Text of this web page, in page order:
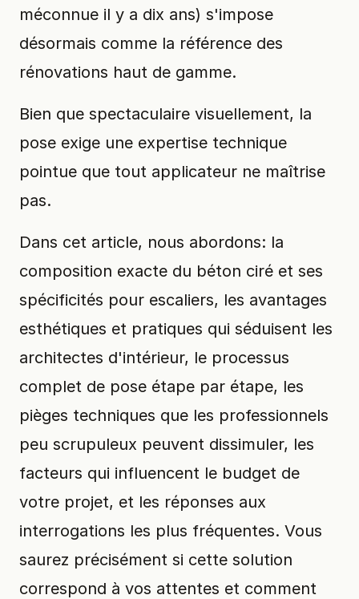
méconnue il y a dix ans) s'impose
désormais comme la référence des
rénovations haut de gamme.
Bien que spectaculaire visuellement, la
pose exige une expertise technique
pointue que tout applicateur ne maîtrise
pas.
Dans cet article, nous abordons: la
composition exacte du béton ciré et ses
spécificités pour escaliers, les avantages
esthétiques et pratiques qui séduisent les
architectes d'intérieur, le processus
complet de pose étape par étape, les
pièges techniques que les professionnels
peu scrupuleux peuvent dissimuler, les
facteurs qui influencent le budget de
votre projet, et les réponses aux
interrogations les plus fréquentes. Vous
saurez précisément si cette solution
correspond à vos attentes et comment